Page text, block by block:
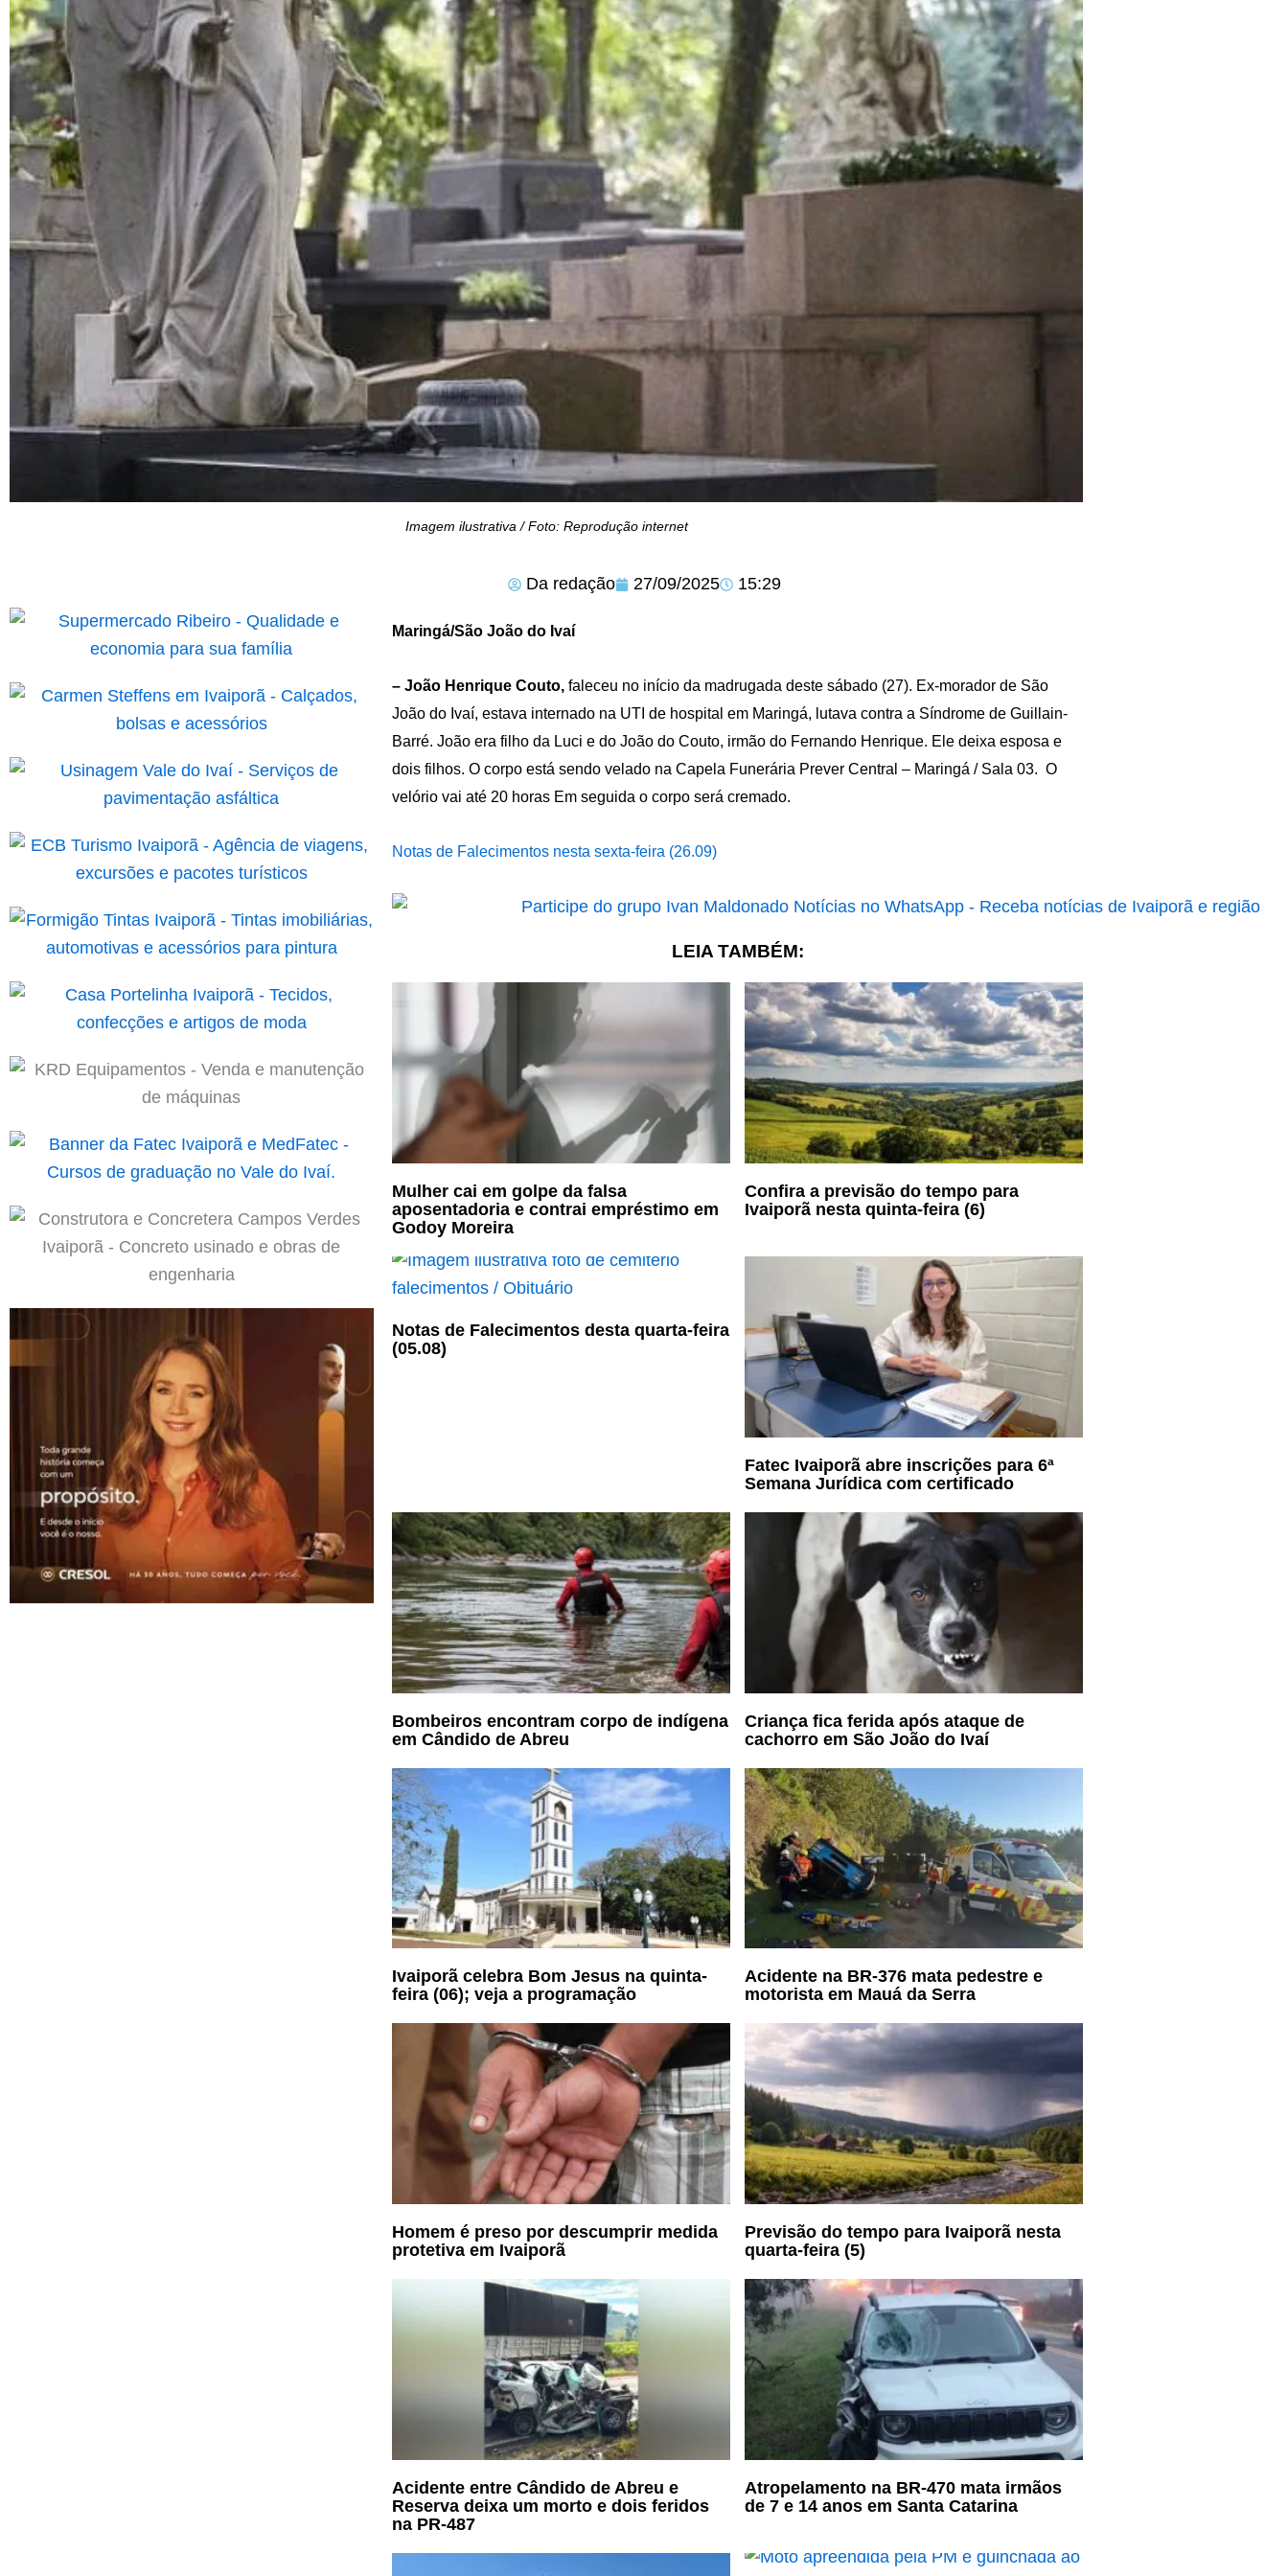
Imagem ilustrativa / Foto: Reprodução internet
Da redação 27/09/2025 15:29
Maringá/São João do Ivaí
– João Henrique Couto, faleceu no início da madrugada deste sábado (27). Ex-morador de São
João do Ivaí, estava internado na UTI de hospital em Maringá, lutava contra a Síndrome de Guillain-
Barré. João era filho da Luci e do João do Couto, irmão do Fernando Henrique. Ele deixa esposa e
dois filhos. O corpo está sendo velado na Capela Funerária Prever Central – Maringá / Sala 03. O
velório vai até 20 horas Em seguida o corpo será cremado.
Notas de Falecimentos nesta sexta-feira (26.09)
LEIA TAMBÉM:
Mulher cai em golpe da falsa
aposentadoria e contrai empréstimo em
Godoy Moreira
Confira a previsão do tempo para
Ivaiporã nesta quinta-feira (6)
Notas de Falecimentos desta quarta-feira
(05.08)
Fatec Ivaiporã abre inscrições para 6ª
Semana Jurídica com certificado
Bombeiros encontram corpo de indígena
em Cândido de Abreu
Criança fica ferida após ataque de
cachorro em São João do Ivaí
Ivaiporã celebra Bom Jesus na quinta-
feira (06); veja a programação
Acidente na BR-376 mata pedestre e
motorista em Mauá da Serra
Homem é preso por descumprir medida
protetiva em Ivaiporã
Previsão do tempo para Ivaiporã nesta
quarta-feira (5)
Acidente entre Cândido de Abreu e
Reserva deixa um morto e dois feridos
na PR-487
Atropelamento na BR-470 mata irmãos
de 7 e 14 anos em Santa Catarina